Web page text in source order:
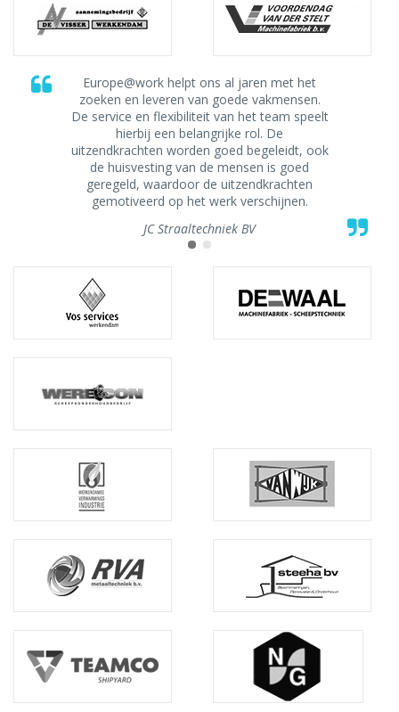
Europe@work helpt ons al jaren met het
zoeken en leveren van goede vakmensen.
De service en flexibiliteit van het team speelt
hierbij een belangrijke rol. De
uitzendkrachten worden goed begeleidt, ook
de huisvesting van de mensen is goed
geregeld, waardoor de uitzendkrachten
gemotiveerd op het werk verschijnen.
JC Straaltechniek BV